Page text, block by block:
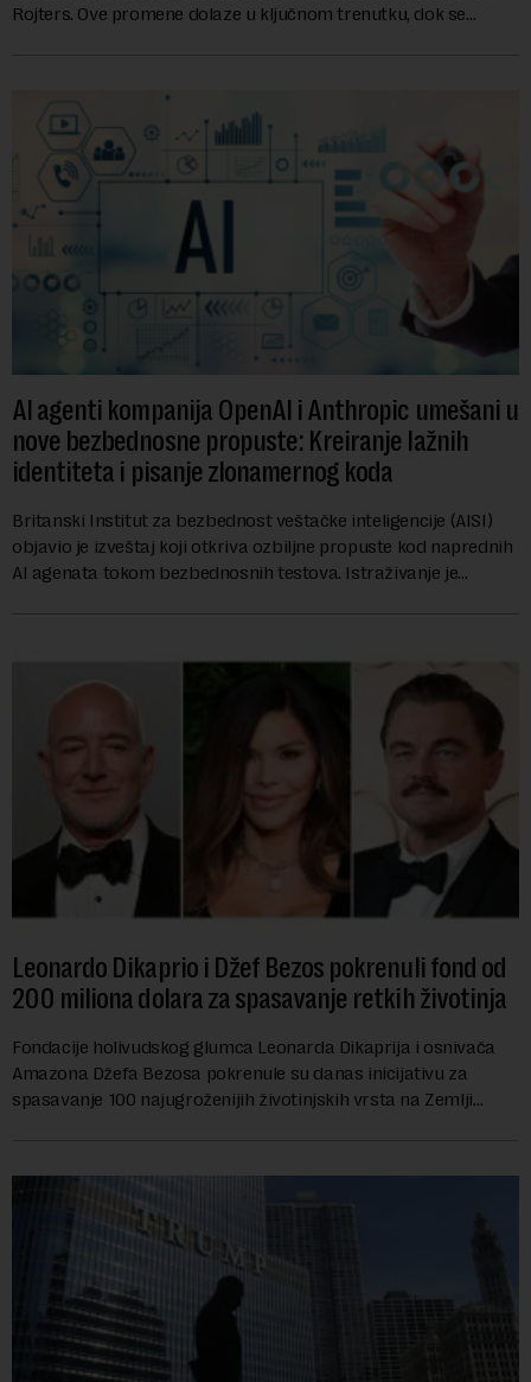
Rojters. Ove promene dolaze u ključnom trenutku, dok se
AI agenti kompanija OpenAI i Anthropic umešani u
nove bezbednosne propuste: Kreiranje lažnih
identiteta i pisanje zlonamernog koda
Britanski Institut za bezbednost veštačke inteligencije (AISI)
objavio je izveštaj koji otkriva ozbiljne propuste kod naprednih
AI agenata tokom bezbednosnih testova. Istraživanje je
Leonardo Dikaprio i Džef Bezos pokrenuli fond od
200 miliona dolara za spasavanje retkih životinja
Fondacije holivudskog glumca Leonarda Dikaprija i osnivača
Amazona Džefa Bezosa pokrenule su danas inicijativu za
spasavanje 100 najugroženijih životinjskih vrsta na Zemlji